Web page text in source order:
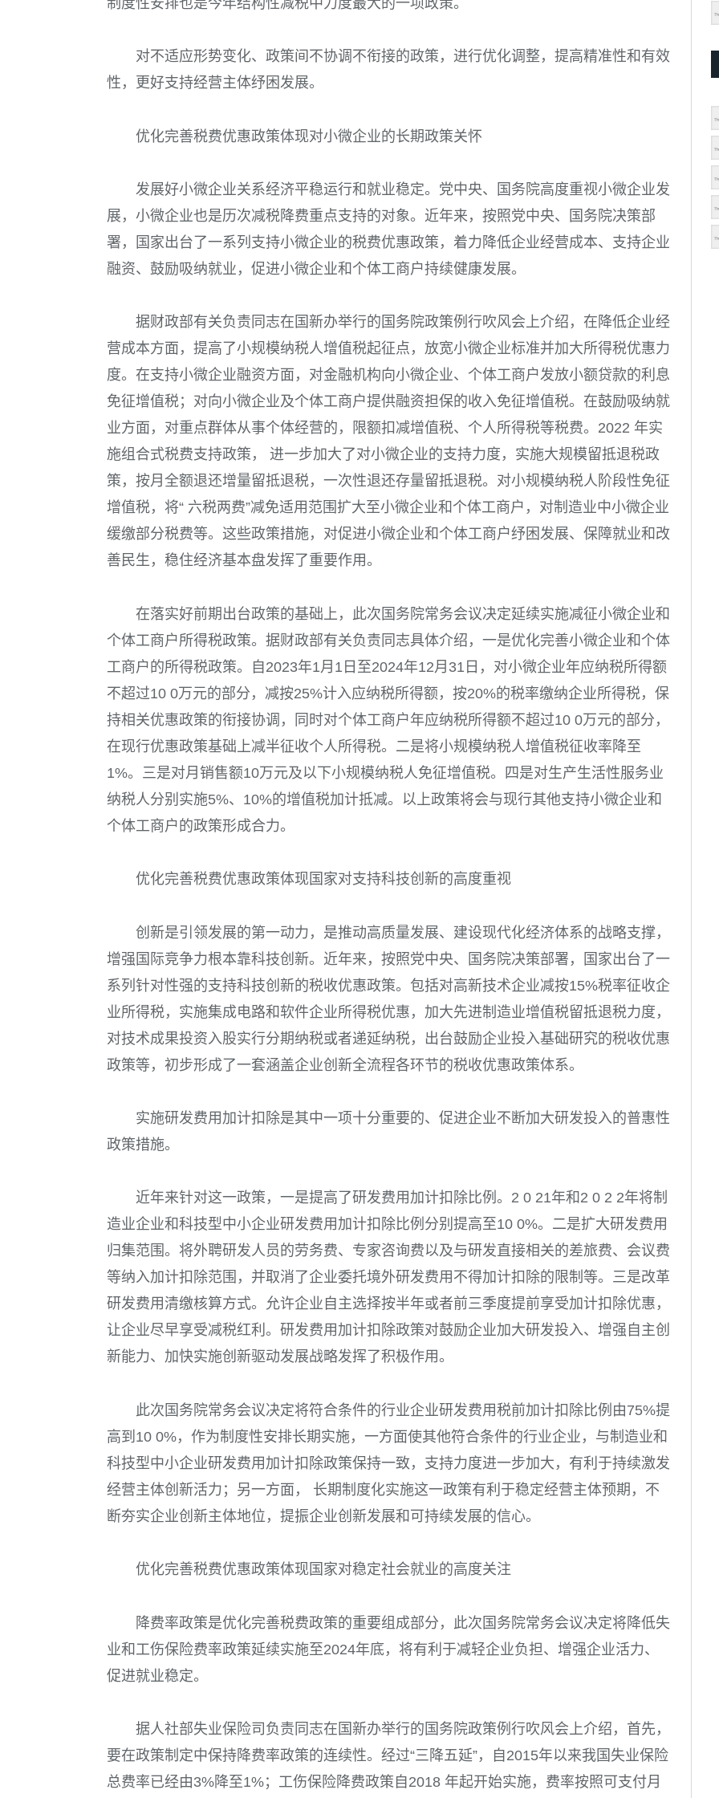
对不适应形势变化、政策间不协调不衔接的政策，进行优化调整，提高精准性和有效
性，更好支持经营主体纾困发展。
优化完善税费优惠政策体现对小微企业的长期政策关怀
发展好小微企业关系经济平稳运行和就业稳定。党中央、国务院高度重视小微企业发
展，小微企业也是历次减税降费重点支持的对象。近年来，按照党中央、国务院决策部
署，国家出台了一系列支持小微企业的税费优惠政策，着力降低企业经营成本、支持企业
融资、鼓励吸纳就业，促进小微企业和个体工商户持续健康发展。
据财政部有关负责同志在国新办举行的国务院政策例行吹风会上介绍，在降低企业经
营成本方面，提高了小规模纳税人增值税起征点，放宽小微企业标准并加大所得税优惠力
度。在支持小微企业融资方面，对金融机构向小微企业、个体工商户发放小额贷款的利息
免征增值税；对向小微企业及个体工商户提供融资担保的收入免征增值税。在鼓励吸纳就
业方面，对重点群体从事个体经营的，限额扣减增值税、个人所得税等税费。 2022 年实
施组合式税费支持政策， 进一步加大了对小微企业的支持力度，实施大规模留抵退税政
策，按月全额退还增量留抵退税，一次性退还存量留抵退税。对小规模纳税人阶段性免征
增值税，将“ 六税两费”减免适用范围扩大至小微企业和个体工商户，对制造业中小微企业
缓缴部分税费等。这些政策措施，对促进小微企业和个体工商户纾困发展、保障就业和改
善民生，稳住经济基本盘发挥了重要作用。
在落实好前期出台政策的基础上，此次国务院常务会议决定延续实施减征小微企业和
个体工商户所得税政策。据财政部有关负责同志具体介绍，一是优化完善小微企业和个体
工商户的所得税政策。自2023年1月 1 日至2024年12月 31 日，对小微企业年应纳税所得额
不超过10 0万元的部分，减按25%计入应纳税所得额，按20%的税率缴纳企业所得税，保
持相关优惠政策的衔接协调，同时对个体工商户年应纳税所得额不超过10 0万元的部分，
在现行优惠政策基础上减半征收个人所得税。二是将小规模纳税人增值税征收率降至
1%。三是对月销售额10万元及以下小规模纳税人免征增值税。四是对生产生活性服务业
纳税人分别实施5%、 10%的增值税加计抵减。以上政策将会与现行其他支持小微企业和
个体工商户的政策形成合力。
优化完善税费优惠政策体现国家对支持科技创新的高度重视
创新是引领发展的第一动力，是推动高质量发展、建设现代化经济体系的战略支撑，
增强国际竞争力根本靠科技创新。近年来，按照党中央、国务院决策部署，国家出台了一
系列针对性强的支持科技创新的税收优惠政策。包括对高新技术企业减按15%税率征收企
业所得税，实施集成电路和软件企业所得税优惠，加大先进制造业增值税留抵退税力度，
对技术成果投资入股实行分期纳税或者递延纳税，出台鼓励企业投入基础研究的税收优惠
政策等，初步形成了一套涵盖企业创新全流程各环节的税收优惠政策体系。
实施研发费用加计扣除是其中一项十分重要的、促进企业不断加大研发投入的普惠性
政策措施。
近年来针对这一政策，一是提高了研发费用加计扣除比例。 2 0 21年和 2 0 2 2年将制
造业企业和科技型中小企业研发费用加计扣除比例分别提高至10 0%。二是扩大研发费用
归集范围。将外聘研发人员的劳务费、专家咨询费以及与研发直接相关的差旅费、会议费
等纳入加计扣除范围，并取消了企业委托境外研发费用不得加计扣除的限制等。三是改革
研发费用清缴核算方式。允许企业自主选择按半年或者前三季度提前享受加计扣除优惠，
让企业尽早享受减税红利。研发费用加计扣除政策对鼓励企业加大研发投入、增强自主创
新能力、加快实施创新驱动发展战略发挥了积极作用。
此次国务院常务会议决定将符合条件的行业企业研发费用税前加计扣除比例由75%提
高到 10 0%，作为制度性安排长期实施，一方面使其他符合条件的行业企业，与制造业和
科技型中小企业研发费用加计扣除政策保持一致，支持力度进一步加大，有利于持续激发
经营主体创新活力；另一方面， 长期制度化实施这一政策有利于稳定经营主体预期，不
断夯实企业创新主体地位，提振企业创新发展和可持续发展的信心。
优化完善税费优惠政策体现国家对稳定社会就业的高度关注
降费率政策是优化完善税费政策的重要组成部分，此次国务院常务会议决定将降低失
业和工伤保险费率政策延续实施至2024年底，将有利于减轻企业负担、增强企业活力、
促进就业稳定。
据人社部失业保险司负责同志在国新办举行的国务院政策例行吹风会上介绍，首先，
要在政策制定中保持降费率政策的连续性。经过“三降五延”，自 2015年以来我国失业保险
总费率已经由3%降至1%；工伤保险降费政策自 2018 年起开始实施，费率按照可支付月